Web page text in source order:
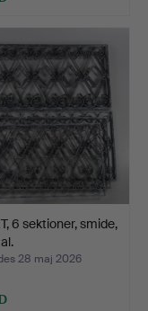
6 sektioner, smide,
28 maj 2026